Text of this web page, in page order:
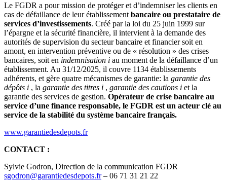
Le FGDR a pour mission de protéger et d’indemniser les clients en
cas de défaillance de leur établissement bancaire ou prestataire de
services d’investissements. Créé par la loi du 25 juin 1999 sur
l’épargne et la sécurité financière, il intervient à la demande des
autorités de supervision du secteur bancaire et financier soit en
amont, en intervention préventive ou de « résolution » des crises
bancaires, soit en indemnisation i au moment de la défaillance d’un
établissement. Au 31/12/2025, il couvre 1134 établissements
adhérents, et gère quatre mécanismes de garantie: la garantie des
dépôts i , la garantie des titres i , garantie des cautions i et la
garantie des services de gestion. Opérateur de crise bancaire au
service d’une finance responsable, le FGDR est un acteur clé au
service de la stabilité du système bancaire français.
www.garantiedesdepots.fr
CONTACT :
Sylvie Godron, Direction de la communication FGDR
sgodron@garantiedesdepots.fr– 06 71 31 21 22